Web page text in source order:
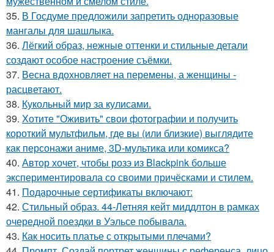
35. В Госдуме предложили запретить одноразовые
мангалы для шашлыка.
36. Лёгкий образ, нежные оттенки и стильные детали
создают особое настроение съёмки.
37. Весна вдохновляет на перемены, а женщины -
расцветают.
38. Кукольный мир за кулисами.
39. Хотите "Оживить" свои фотографии и получить
короткий мультфильм, где вы (или близкие) выглядите
как персонажи аниме, 3D-мультика или комикса?
40. Автор хочет, чтобы розэ из Blackpink больше
экспериментировала со своими причёсками и стилем.
41. Подарочные сертификаты включают:
42. Стильный образ. 44-Летняя кейт миддлтон в рамках
очередной поездки в Уэльсе побывала.
43. Как носить платье с открытыми плечами?